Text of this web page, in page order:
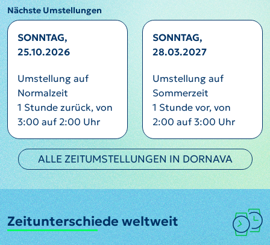
Nächste Umstellungen
SONNTAG,
25.10.2026
Umstellung auf
Normalzeit
1 Stunde zurück, von
3:00 auf 2:00 Uhr
SONNTAG,
28.03.2027
Umstellung auf
Sommerzeit
1 Stunde vor, von
2:00 auf 3:00 Uhr
ALLE ZEITUMSTELLUNGEN IN DORNAVA
Zeitunterschiede weltweit